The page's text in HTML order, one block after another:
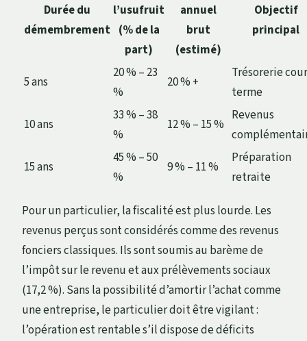
Durée du
démembrement
l’usufruit
(% de la
part)
annuel
brut
(estimé)
Objectif
principal
5 ans
20 % – 23
%
20 % +
Trésorerie
terme
10 ans
33 % – 38
%
12 % – 15 %
Revenus
15 ans
45 % – 50
%
9 % – 11 %
Préparation
retraite
Pour un particulier, la fiscalité est plus lourde. Les
revenus perçus sont considérés comme des revenus
fonciers classiques. Ils sont soumis au barème de
l’impôt sur le revenu et aux prélèvements sociaux
(17,2 %). Sans la possibilité d’amortir l’achat comme
une entreprise, le particulier doit être vigilant :
l’opération est rentable s’il dispose de déficits